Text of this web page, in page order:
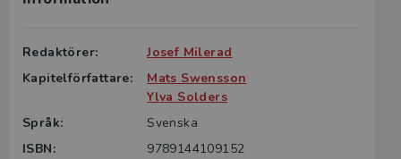
Redaktörer:
Josef Milerad
Kapitelförfattare:
Mats Swensson
Ylva Solders
Språk:
Svenska
ISBN:
9789144109152